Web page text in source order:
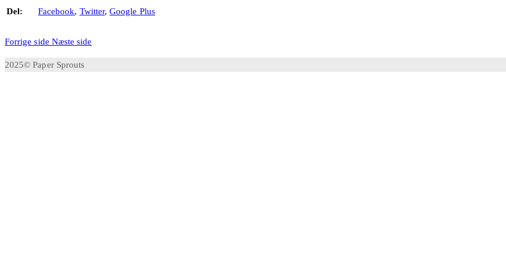
Del:
Facebook, Twitter,Google Plus
Forrige side Næste side
2025© Paper Sprouts